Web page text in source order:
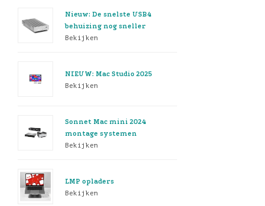
Nieuw: De snelste USB4
behuizing nog sneller
Bekijken
NIEUW: Mac Studio 2025
Bekijken
Sonnet Mac mini 2024
montage systemen
Bekijken
LMP opladers
Bekijken